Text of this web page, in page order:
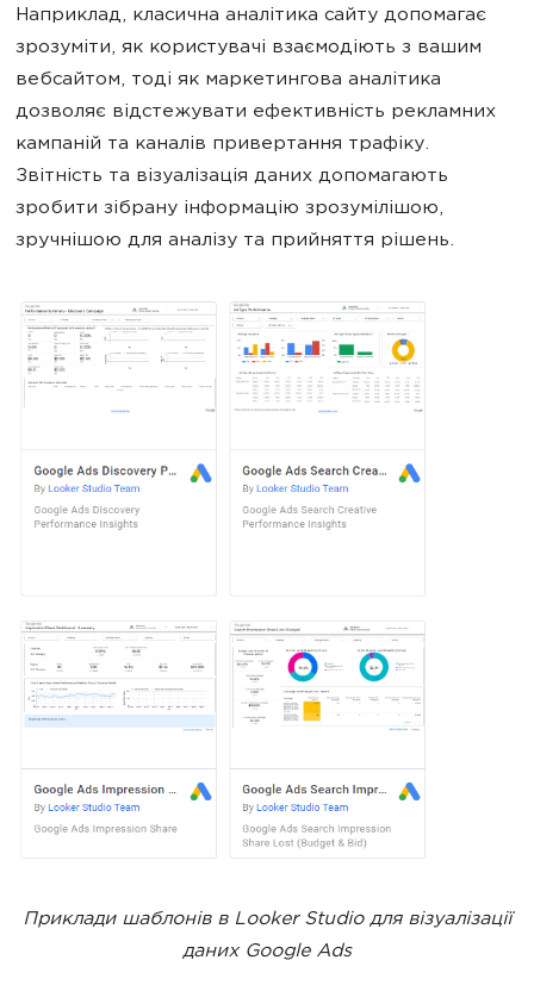
Наприклад, класична аналітика сайту допомагає
зрозуміти, як користувачі взаємодіють з вашим
вебсайтом, тоді як маркетингова аналітика
дозволяє відстежувати ефективність рекламних
кампаній та каналів привертання трафіку.
Звітність та візуалізація даних допомагають
зробити зібрану інформацію зрозумілішою,
зручнішою для аналізу та прийняття рішень.
Приклади шаблонівв Looker Studio для візуалізації
даних Google Ads